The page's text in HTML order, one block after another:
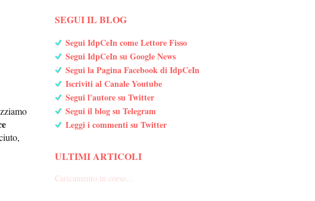
SEGUI IL BLOG
Segui IdpCeIn come Lettore Fisso
Segui IdpCeIn su Google News
Segui la Pagina Facebook di IdpCeIn
Iscriviti al Canale Youtube
Segui l'autore su Twitter
Segui il blog su Telegram
Leggi i commenti su Twitter
ULTIMI ARTICOLI
Caricamento in corso...